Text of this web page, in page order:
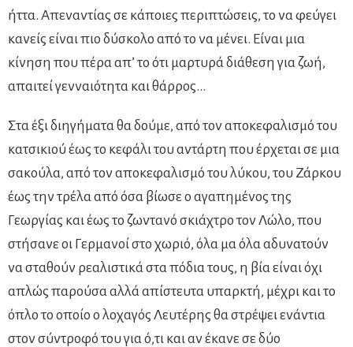
ήττα. Απεναντίας σε κάποιες περιπτώσεις, το να φεύγει
κανείς είναι πιο δύσκολο από το να μένει. Είναι μια
κίνηση που πέρα απ’ το ότι μαρτυρά διάθεση για ζωή,
απαιτεί γενναιότητα και θάρρος…
Στα έξι διηγήματα θα δούμε, από τον αποκεφαλισμό του
κατσικιού έως το κεφάλι του αντάρτη που έρχεται σε μια
σακούλα, από τον αποκεφαλισμό του λύκου, του Ζάρκου
έως την τρέλα από όσα βίωσε ο αγαπημένος της
Γεωργίας και έως το ζωντανό σκιάχτρο τον Λώλο, που
στήσανε οι Γερμανοί στο χωριό, όλα μα όλα αδυνατούν
να σταθούν ρεαλιστικά στα πόδια τους, η βία είναι όχι
απλώς παρούσα αλλά απίστευτα υπαρκτή, μέχρι και το
όπλο το οποίο ο λοχαγός Λευτέρης θα στρέψει ενάντια
στον σύντροφό του για ό,τι και αν έκανε σε δύο